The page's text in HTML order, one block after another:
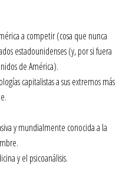
a competir (cosa que nunca
estadounidenses (y, por si fuera
de América).
capitalistas a sus extremos más
y mundialmente conocida a la
y el psicoanálisis.